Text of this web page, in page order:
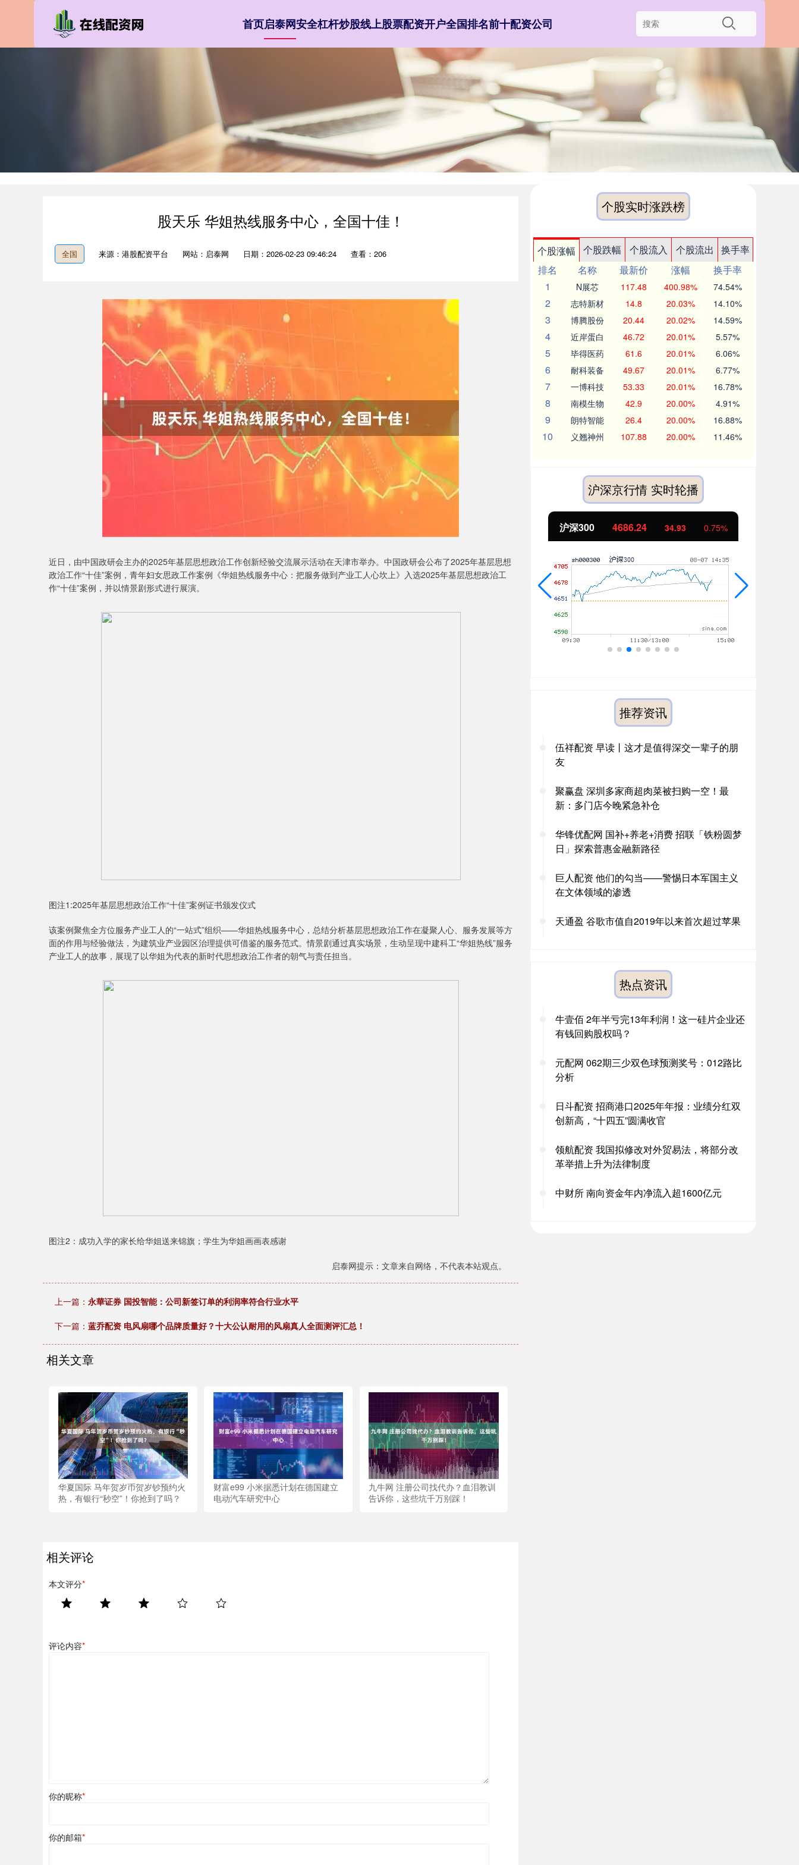
首页启泰网安全杠杆炒股线上股票配资开户全国排名前十配资公司
股天乐 华姐热线服务中心，全国十佳！
全国 来源：港股配资平台 网站：启泰网 日期：2026-02-23 09:46:24 查看：206
近日，由中国政研会主办的2025年基层思想政治工作创新经验交流展示活动在天津市举办。中国政研会公布了2025年基层思想
政治工作“十佳”案例，青年妇女思政工作案例《华姐热线服务中心：把服务做到产业工人心坎上》入选2025年基层思想政治工
作“十佳”案例，并以情景剧形式进行展演。
图注1:2025年基层思想政治工作“十佳”案例证书颁发仪式
该案例聚焦全方位服务产业工人的“一站式”组织——华姐热线服务中心，总结分析基层思想政治工作在凝聚人心、服务发展等方
面的作用与经验做法，为建筑业产业园区治理提供可借鉴的服务范式。情景剧通过真实场景，生动呈现中建科工“华姐热线”服务
产业工人的故事，展现了以华姐为代表的新时代思想政治工作者的朝气与责任担当。
图注2：成功入学的家长给华姐送来锦旗；学生为华姐画画表感谢
启泰网提示：文章来自网络，不代表本站观点。
上一篇： 永華证券 国投智能：公司新签订单的利润率符合行业水平
下一篇： 蓝乔配资 电风扇哪个品牌质量好？十大公认耐用的风扇真人全面测评汇总！
相关文章
华夏国际 马年贺岁币贺岁钞预约火
热，有银行“秒空”！你抢到了吗？
财富e99 小米据悉计划在德国建立
电动汽车研究中心
九牛网 注册公司找代办？血泪教训
告诉你，这些坑千万别踩！
相关评论
本文评分*
评论内容*
你的昵称*
你的邮箱*
个股实时涨跌榜
个股涨幅 个股跌幅 个股流入 个股流出
换手率
排名
名称 最新价 涨幅
换手率
1
N展芯 117.48 400.98% 74.54%
2 志特新材 14.8 20.03% 14.10%
3 博腾股份 20.44 20.02% 14.59%
4 近岸蛋白 46.72 20.01% 5.57%
5 毕得医药 61.6 20.01% 6.06%
6 耐科装备 49.67 20.01% 6.77%
7 一博科技 53.33 20.01% 16.78%
8 南模生物 42.9 20.00% 4.91%
9 朗特智能 26.4 20.00% 16.88%
10 义翘神州 107.88 20.00% 11.46%
沪深京行情 实时轮播
沪深300 4686.24 34.93 0.75%
推荐资讯
伍祥配资 早读丨这才是值得深交一辈子的朋
友
聚赢盘 深圳多家商超肉菜被扫购一空！最
新：多门店今晚紧急补仓
华锋优配网 国补+养老+消费 招联「铁粉圆梦
日」探索普惠金融新路径
巨人配资 他们的勾当——警惕日本军国主义
在文体领域的渗透
天通盈 谷歌市值自2019年以来首次超过苹果
热点资讯
牛壹佰 2年半亏完13年利润！这一硅片企业还
有钱回购股权吗？
元配网 062期三少双色球预测奖号：012路比
分析
日斗配资 招商港口2025年年报：业绩分红双
创新高，“十四五”圆满收官
领航配资 我国拟修改对外贸易法，将部分改
革举措上升为法律制度
中财所 南向资金年内净流入超1600亿元